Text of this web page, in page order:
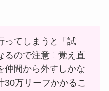
ってしまうと「試
るので注意！覚え直
仲間から外すしかな
30万リーフかかるこ